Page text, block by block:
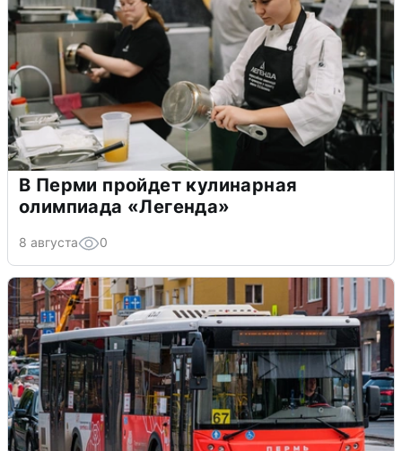
В Перми пройдет кулинарная
олимпиада «Легенда»
8 августа 0